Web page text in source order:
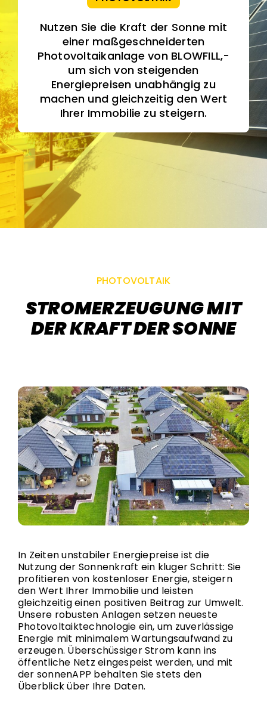
Aktuelles
Kontakt
Nutzen Sie die Kraft der Sonne mit
einer maßgeschneiderten
Photovoltaikanlage von BLOWFILL,­
um sich von steigenden
Energiepreisen unabhängig zu
machen und gleichzeitig den Wert
Ihrer Immobilie zu steigern.
PHOTOVOLTAIK
STROMERZEUGUNG MIT
DER KRAFT DER SONNE
In Zeiten unstabiler Energiepreise ist die
Nutzung der Sonnenkraft ein kluger Schritt: Sie
profitieren von kostenloser Energie, steigern
den Wert Ihrer Immobilie und leisten
gleichzeitig einen positiven Beitrag zur Umwelt.
Unsere robusten Anlagen setzen neueste
Photovoltaiktechnologie ein, um zuverlässige
Energie mit minimalem Wartungsaufwand zu
erzeugen. Überschüssiger Strom kann ins
öffentliche Netz eingespeist werden, und mit
der sonnenAPP behalten Sie stets den
Überblick über Ihre Daten.